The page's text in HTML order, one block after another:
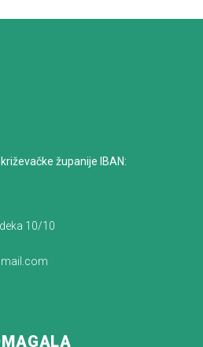
županije IBAN:
10/10